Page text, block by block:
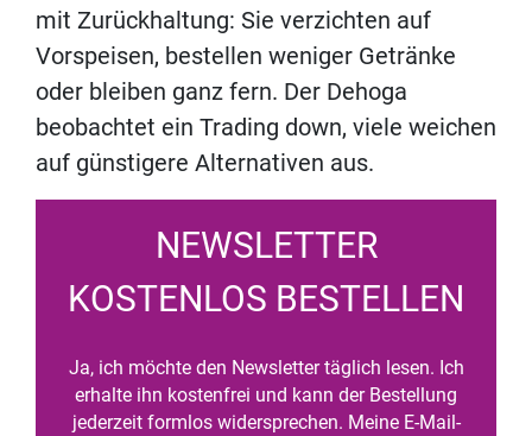
mit Zurückhaltung: Sie verzichten auf
Vorspeisen, bestellen weniger Getränke
oder bleiben ganz fern. Der Dehoga
beobachtet ein Trading down, viele weichen
auf günstigere Alternativen aus.
NEWSLETTER
KOSTENLOS BESTELLEN
Ja, ich möchte den Newsletter täglich lesen. Ich
erhalte ihn kostenfrei und kann der Bestellung
jederzeit formlos widersprechen. Meine E-Mail-